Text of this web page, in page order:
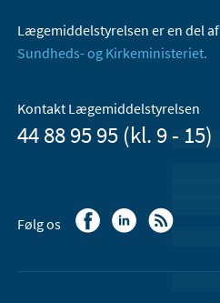
Lægemiddelstyrelsen er en del af
Sundheds- og Kirkeministeriet.
Kontakt Lægemiddelstyrelsen
44 88 95 95 (kl. 9 - 15)
Følg os